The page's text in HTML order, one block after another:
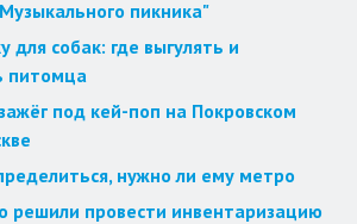
пикника"
собак: где выгулять и
питомца
под кей-поп на Покровском
нужно ли ему метро
решили провести инвентаризацию